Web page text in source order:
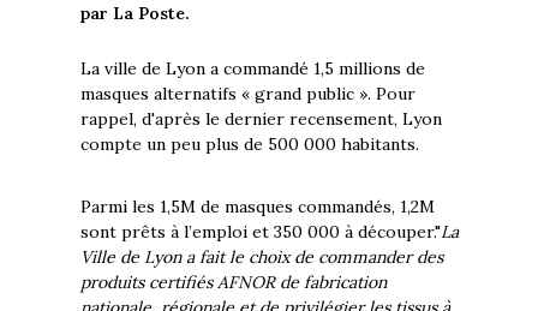
par La Poste.
La ville de Lyon a commandé 1,5 millions de
masques alternatifs « grand public ». Pour
rappel, d'après le dernier recensement, Lyon
compte un peu plus de 500 000 habitants.
Parmi les 1,5M de masques commandés, 1,2M
sont prêts à l’emploi et 350 000 à découper."La
Ville de Lyon a fait le choix de commander des
produits certifiés AFNOR de fabrication